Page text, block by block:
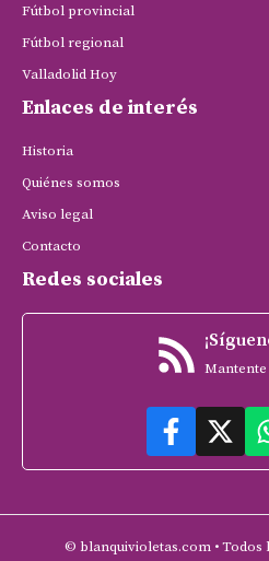
Fútbol provincial
Fútbol regional
Valladolid Hoy
Enlaces de interés
Historia
Quiénes somos
Aviso legal
Contacto
Redes sociales
© blanquivioletas.com • Todos